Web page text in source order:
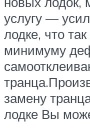
услугу —
лодке, что
минимуму
замену
лодке Вы